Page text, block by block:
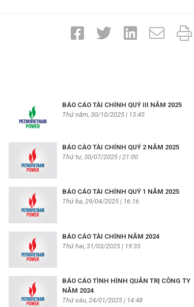
BÁO CÁO TÀI CHÍNH QUÝ III NĂM 2025
Thứ năm, 30/10/2025 | 13:45
BÁO CÁO TÀI CHÍNH QUÝ 2 NĂM 2025
Thứ tư, 30/07/2025 | 21:00
BÁO CÁO TÀI CHÍNH QUÝ 1 NĂM 2025
Thứ ba, 29/04/2025 | 16:16
BÁO CÁO TÀI CHÍNH NĂM 2024
Thứ hai, 31/03/2025 | 19:35
BÁO CÁO TÌNH HÌNH QUẢN TRỊ CÔNG TY
NĂM 2024
Thứ sáu, 24/01/2025 | 14:48